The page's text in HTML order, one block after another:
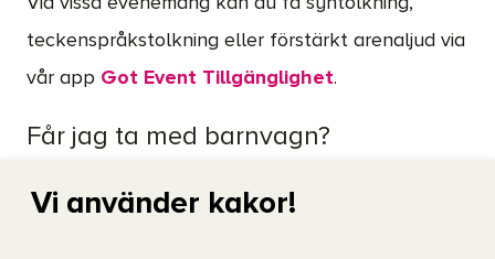
teckenspråkstolkning eller förstärkt arenaljud via
vår app Got Event Tillgänglighet.
Får jag ta med barnvagn?
Nej, med tanke på brandsäkerhet och
Vi använder kakor!